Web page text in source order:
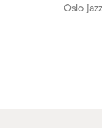
Oslo